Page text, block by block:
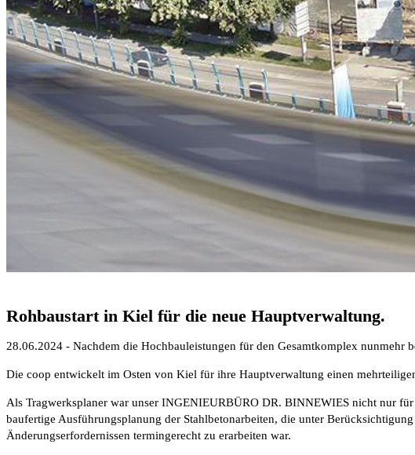
Rohbaustart in Kiel für die neue Hauptverwaltung.
28.06.2024 - Nachdem die Hochbauleistungen für den Gesamtkomplex nunmehr
Die coop entwickelt im Osten von Kiel für ihre Hauptverwaltung einen
Als Tragwerksplaner war unser INGENIEURBÜRO DR. BINNEWIES nicht nur
baufertige Ausführungsplanung der Stahlbetonarbeiten, die unter
Änderungserfordernissen termingerecht zu erarbeiten war.